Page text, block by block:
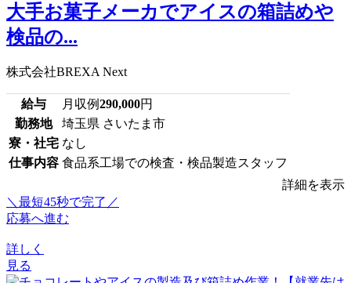
大手お菓子メーカでアイスの箱詰めや
検品の...
株式会社BREXA Next
給与 月収例290,000円
勤務地
埼玉県 さいたま市
寮・社宅 なし
仕事内容 食品系工場での検査・検品製造スタッフ
詳細を表示
＼最短45秒で完了／
応募へ進む
詳しく
見る